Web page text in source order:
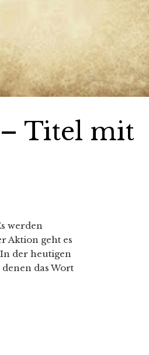
– Titel mit
werden
Aktion geht es
der heutigen
das Wort